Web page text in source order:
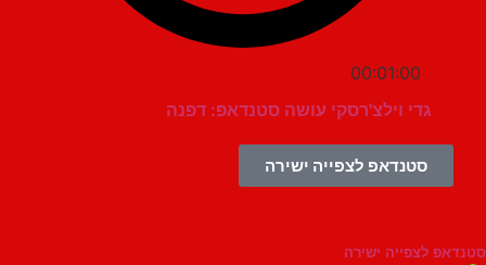
00:01:00
גדי וילצ'רסקי עושה סטנדאפ: דפנה
סטנדאפ לצפייה ישירה
ישירה